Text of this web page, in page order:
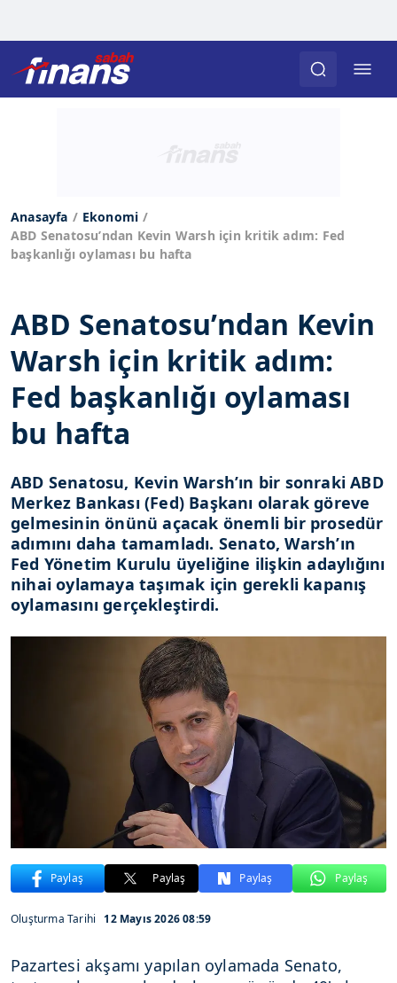
Anasayfa
Ekonomi
ABD Senatosu’ndan Kevin Warsh için kritik adım: Fed
başkanlığı oylaması bu hafta
ABD Senatosu’ndan Kevin
Warsh için kritik adım:
Fed başkanlığı oylaması
bu hafta
ABD Senatosu, Kevin Warsh’ın bir sonraki ABD
Merkez Bankası (Fed) Başkanı olarak göreve
gelmesinin önünü açacak önemli bir prosedür
adımını daha tamamladı. Senato, Warsh’ın
Fed Yönetim Kurulu üyeliğine ilişkin adaylığını
nihai oylamaya taşımak için gerekli kapanış
oylamasını gerçekleştirdi.
Paylaş Paylaş Paylaş Paylaş
Oluşturma Tarihi 12 Mayıs 2026 08:59
Pazartesi akşamı yapılan oylamada Senato,